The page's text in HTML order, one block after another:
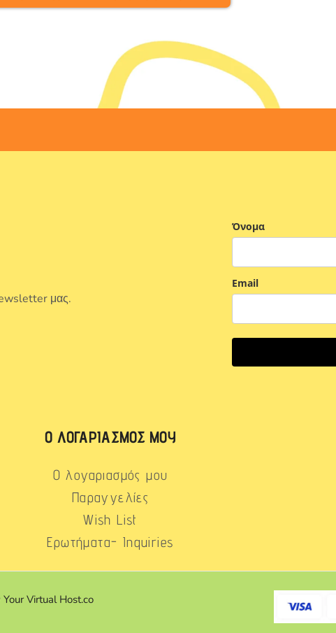
μας.
Όνομα
Email
Ο ΛΟΓΑΡΙΑΣΜΌΣ ΜΟΥ
Ο λογαριασμός μου
Παραγγελίες
Wish List
Ερωτήματα- Inquiries
Your Virtual Host.co